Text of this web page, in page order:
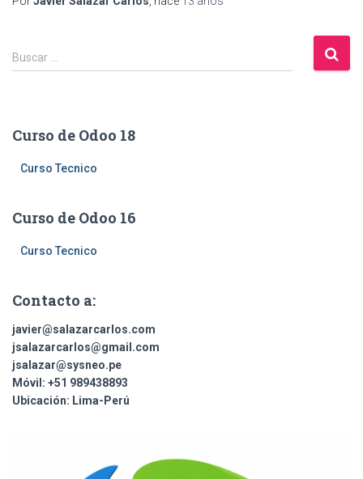
B
u
r
Buscar …
Curso de Odoo 18
Curso Tecnico
Curso de Odoo 16
Curso Tecnico
Contacto a:
javier@salazarcarlos.com
jsalazarcarlos@gmail.com
jsalazar@sysneo.pe
Móvil: +51 ​989438893
Ubicación: Lima-Perú